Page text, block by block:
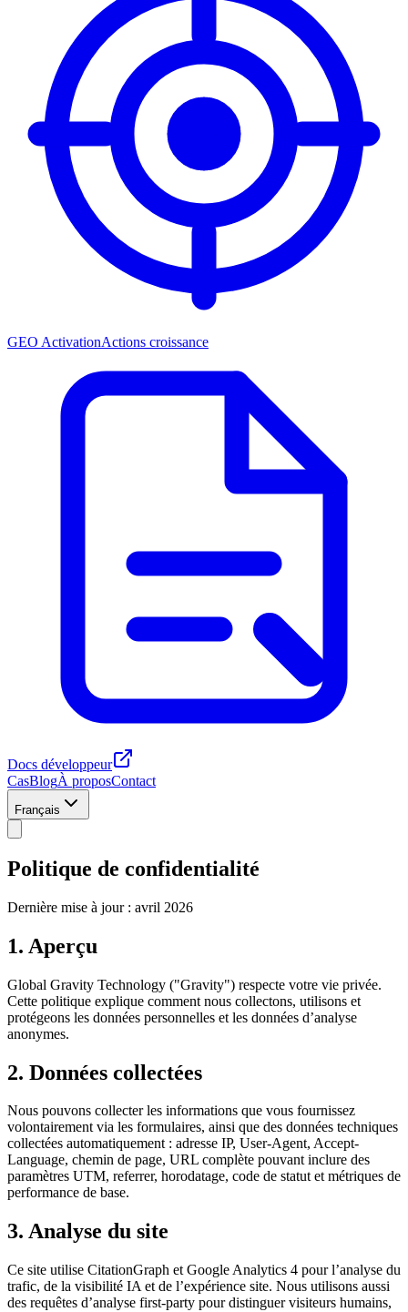
GEO ActivationActions croissance
Docs développeur
CasBlogÀ proposContact
Français
Politique de confidentialité
Dernière mise à jour : avril 2026
1. Aperçu
Global Gravity Technology ("Gravity") respecte votre vie privée.
Cette politique explique comment nous collectons, utilisons et
protégeons les données personnelles et les données d’analyse
anonymes.
2. Données collectées
Nous pouvons collecter les informations que vous fournissez
volontairement via les formulaires, ainsi que des données techniques
collectées automatiquement : adresse IP, User-Agent, Accept-
Language, chemin de page, URL complète pouvant inclure des
paramètres UTM, referrer, horodatage, code de statut et métriques de
performance de base.
3. Analyse du site
Ce site utilise CitationGraph et Google Analytics 4 pour l’analyse du
trafic, de la visibilité IA et de l’expérience site. Nous utilisons aussi
des requêtes d’analyse first-party pour distinguer visiteurs humains,